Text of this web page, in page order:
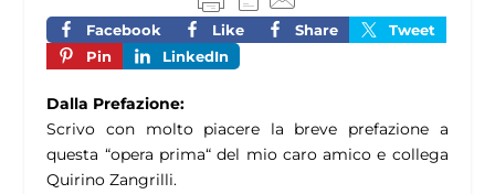
Facebook Like Share
Tweet
Pin
LinkedIn
Dalla Prefazione:
Scrivo con molto piacere la breve prefazione a
questa “opera prima“ del mio caro amico e collega
Quirino Zangrilli.